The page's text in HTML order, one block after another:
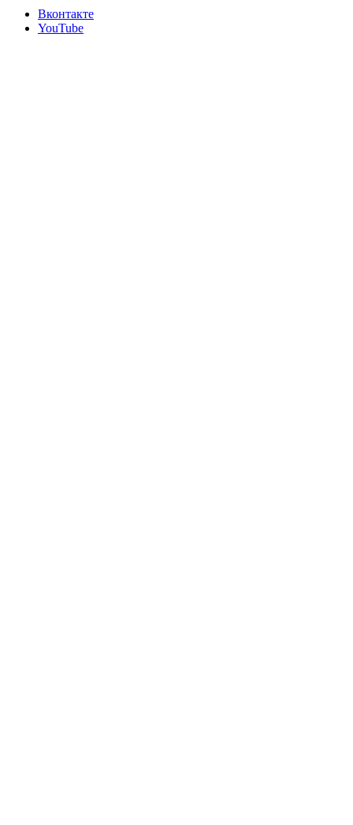
Вконтакте
YouTube